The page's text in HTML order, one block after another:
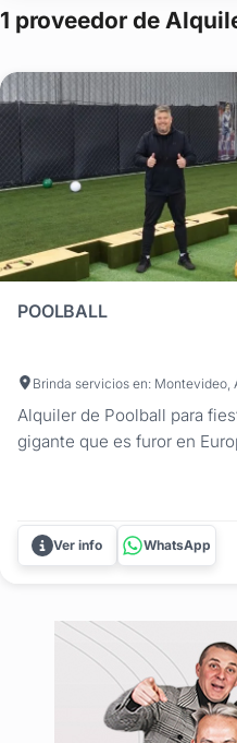
1 proveedor de
POOLBALL
Alquiler de Poolball para
gigante que es furor en
Ver info WhatsApp